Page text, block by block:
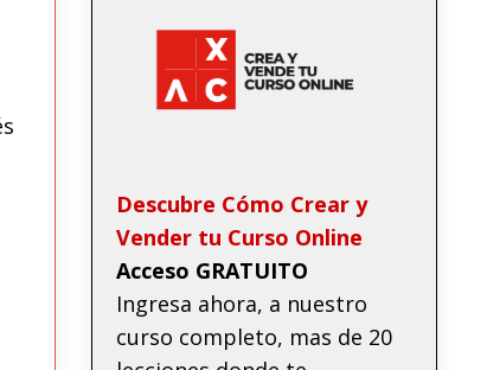
Descubre Cómo Crear y
Vender tu Curso Online
Acceso GRATUITO
Ingresa ahora, a nuestro
curso completo, mas de 20